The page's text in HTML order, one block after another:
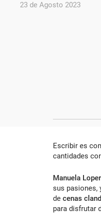
23 de Agosto 2023
Escribir es
cantidades
Manuela
sus pasiones,
de cenas
para disfrutar